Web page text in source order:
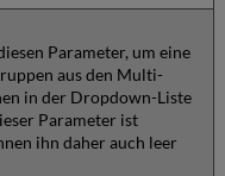
Parameter, um eine
aus den Multi-
in der Dropdown-Liste
Parameter ist
ihn daher auch leer